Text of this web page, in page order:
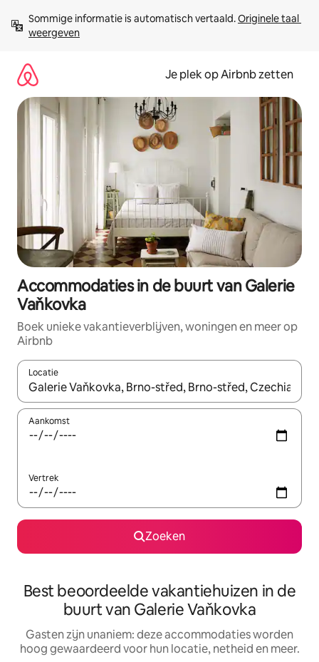
direct
naar
Sommige informatie is automatisch vertaald. Originele taal
weergeven
Je plek op Airbnb zetten
Accommodaties in de buurt van Galerie
Vaňkovka
Boek unieke vakantieverblijven, woningen en meer op
Airbnb
Locatie
Wanneer er resultaten beschikbaar zijn, maak je een keuze
Aankomst
Vertrek
Zoeken
Best beoordeelde vakantiehuizen in de
buurt van Galerie Vaňkovka
Gasten zijn unaniem: deze accommodaties worden
hoog gewaardeerd voor hun locatie, netheid en meer.